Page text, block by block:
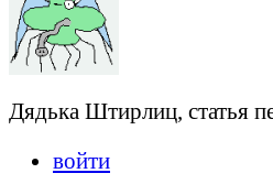
Дядька Штирлиц, статья
войти